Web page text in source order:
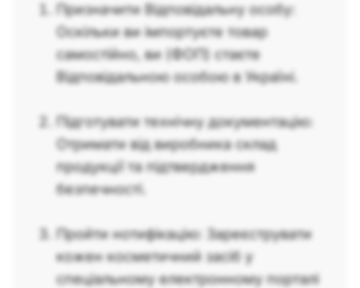
Призначити Відповідальну особу:
Оскільки ви імпортуєте товар
самостійно, ви (ФОП) стаєте
Відповідальною особою в Україні.
Підготувати технічну документацію:
Отримати від виробника склад
продукції та підтвердження
безпечності.
Пройти нотифікацію: Зареєструвати
кожен косметичний засіб у
спеціальному електронному порталі